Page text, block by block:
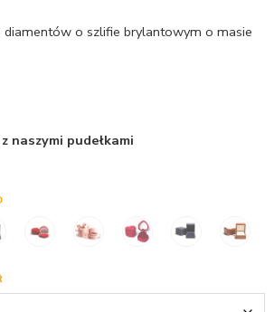
diamentów o szlifie brylantowym o masie
naszymi pudełkami